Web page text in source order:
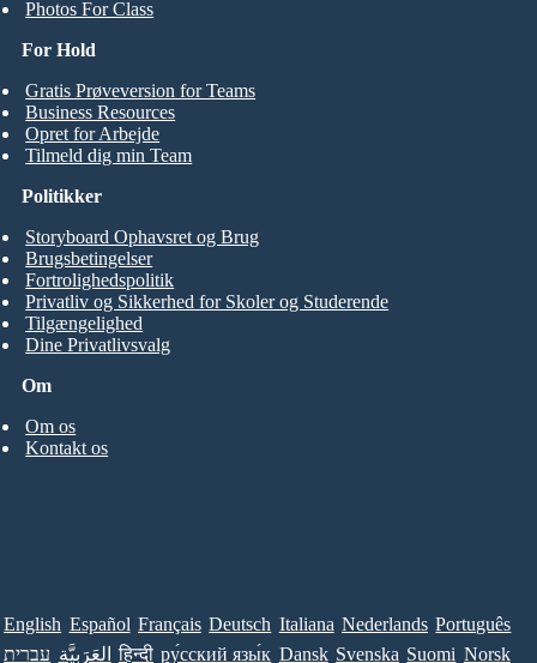
Photos For Class
For Hold
Gratis Prøveversion for Teams
Business Resources
Opret for Arbejde
Tilmeld dig min Team
Om
Om os
Kontakt os
Politikker
Storyboard Ophavsret og Brug
Brugsbetingelser
Fortrolighedspolitik
Privatliv og Sikkerhed for Skoler og Studerende
Tilgængelighed
Dine Privatlivsvalg
English Español Français Deutsch Italiana Nederlands Português
עברית العَرَبِيَّة हिन्दी ру́сский язы́к Dansk Svenska Suomi Norsk